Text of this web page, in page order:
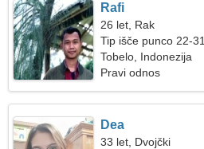
Rafi
26 let, Rak
Tip išče punco 22-31
Tobelo, Indonezija
Pravi odnos
Dea
33 let, Dvojčki